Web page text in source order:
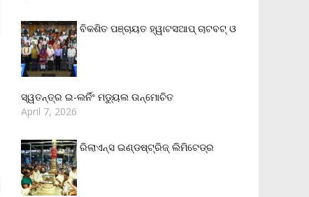
ବିକଶିତ ପଞ୍ଚାୟତ ହ୍ୱାଟସଆପ୍ ଚାଟବଟ୍ ଓ
ସ୍ୱତନ୍ତ୍ର ଇ-ଲର୍ନିଂ ମଡ୍ୟୁଲ ଉନ୍ମୋଚିତ
April 7, 2026
ରିଲାଏନ୍‌ସ ଇଣ୍ଡଷ୍ଟ୍ରିଜ୍ ଲିମିଟେଡ୍‌ର